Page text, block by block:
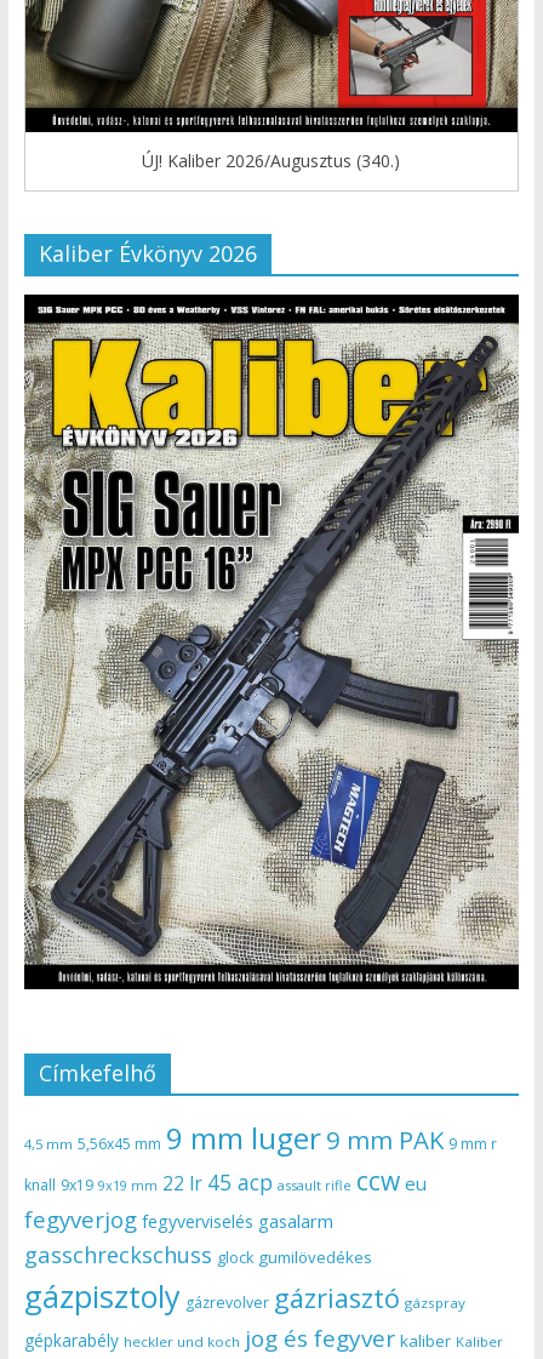
ÚJ! Kaliber 2026/Augusztus (340.)
Kaliber Évkönyv 2026
Címkefelhő
4,5 mm 5,56x45 mm 9 mm luger9 mm PAK 9 mm r
knall 9x19 9x19 mm 22 lr 45 acp assault rifle ccw eu
fegyverjog fegyverviselés gasalarm
gasschreckschuss glock gumilövedékes
gázpisztoly gázrevolver gázriasztó gázspray
gépkarabély heckler und koch jog és fegyver kaliber Kaliber